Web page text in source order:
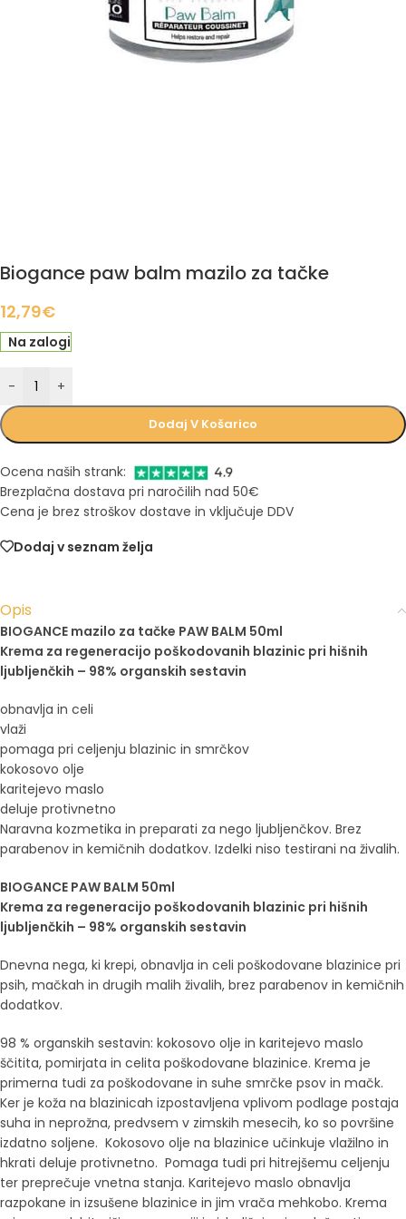
Biogance paw balm mazilo za tačke
12,79€
Na zalogi
- +
Dodaj V Košarico
Ocena naših strank:
Brezplačna dostava pri naročilih nad 50€
Cena je brez stroškov dostave in vključuje DDV
Dodaj v seznam želja
Opis
BIOGANCE mazilo za tačke PAW BALM 50ml
Krema za regeneracijo poškodovanih blazinic pri hišnih
ljubljenčkih – 98% organskih sestavin
obnavlja in celi
vlaži
pomaga pri celjenju blazinic in smrčkov
kokosovo olje
karitejevo maslo
deluje protivnetno
Naravna kozmetika in preparati za nego ljubljenčkov. Brez
parabenov in kemičnih dodatkov. Izdelki niso testirani na živalih.
BIOGANCE PAW BALM 50ml
Krema za regeneracijo poškodovanih blazinic pri hišnih
ljubljenčkih – 98% organskih sestavin
Dnevna nega, ki krepi, obnavlja in celi poškodovane blazinice pri
psih, mačkah in drugih malih živalih, brez parabenov in kemičnih
dodatkov.
98 % organskih sestavin: kokosovo olje in karitejevo maslo
ščitita, pomirjata in celita poškodovane blazinice. Krema je
primerna tudi za poškodovane in suhe smrčke psov in mačk.
Ker je koža na blazinicah izpostavljena vplivom podlage postaja
suha in neprožna, predvsem v zimskih mesecih, ko so površine
izdatno soljene. Kokosovo olje na blazinice učinkuje vlažilno in
hkrati deluje protivnetno. Pomaga tudi pri hitrejšemu celjenju
ter preprečuje vnetna stanja. Karitejevo maslo obnavlja
razpokane in izsušene blazinice in jim vrača mehkobo. Krema